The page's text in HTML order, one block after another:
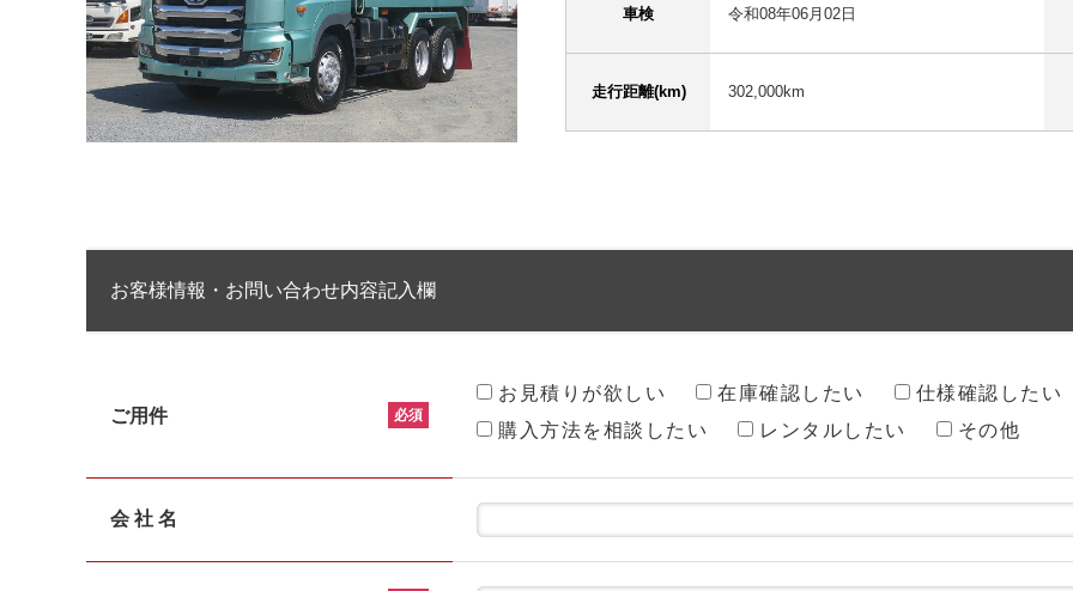
車検 令和08年06月02日
走行距離(km) 302,000km
お客様情報・お問い合わせ内容記入欄
ご用件 必須
お見積りが欲しい 在庫確認したい
仕様確認したい
購入方法を相談したい
レンタルしたい その他
会 社 名